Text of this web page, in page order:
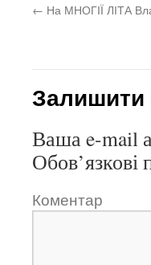
← На МНОГІЇ ЛІТА
Залишити
Ваша e-mail
Обов’язкові
Коментар